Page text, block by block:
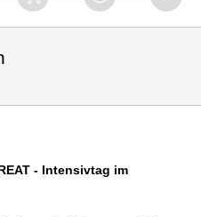
- Intensivtag im